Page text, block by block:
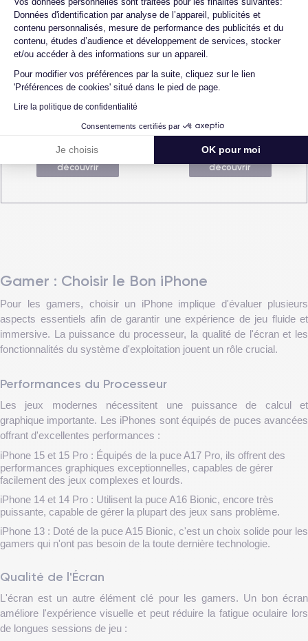
Données d'identification par analyse de l’appareil, publicités et
contenu personnalisés, mesure de performance des publicités et du
contenu, études d’audience et développement de services, stocker
et/ou accéder à des informations sur un appareil.
Pour modifier vos préférences par la suite, cliquez sur le lien
'Préférences de cookies' situé dans le pied de page.
Lire la politique de confidentialité
Consentements certifiés par
Je choisis OK pour moi
iPhone 12 iPhone 13
iPhone 14
découvrir
iPhone 15
découvrir
Gamer : Choisir le Bon iPhone
Pour les gamers, choisir un iPhone implique d'évaluer plusieurs
aspects essentiels afin de garantir une expérience de jeu fluide et
immersive. La puissance du processeur, la qualité de l'écran et les
fonctionnalités du système d'exploitation jouent un rôle crucial.
Performances du Processeur
Les jeux modernes nécessitent une puissance de calcul et
graphique importante. Les iPhones sont équipés de puces avancées
offrant d'excellentes performances :
iPhone 15 et 15 Pro : Équipés de la puce A17 Pro, ils offrent des
performances graphiques exceptionnelles, capables de gérer
facilement des jeux complexes et lourds.
iPhone 14 et 14 Pro : Utilisent la puce A16 Bionic, encore très
puissante, capable de gérer la plupart des jeux sans problème.
iPhone 13 : Doté de la puce A15 Bionic, c'est un choix solide pour les
gamers qui n'ont pas besoin de la toute dernière technologie.
Qualité de l'Écran
L'écran est un autre élément clé pour les gamers. Un bon écran
améliore l'expérience visuelle et peut réduire la fatigue oculaire lors
de longues sessions de jeu :